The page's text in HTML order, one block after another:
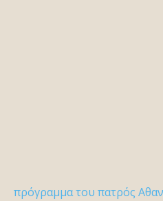
πρόγραμμα του πατρός